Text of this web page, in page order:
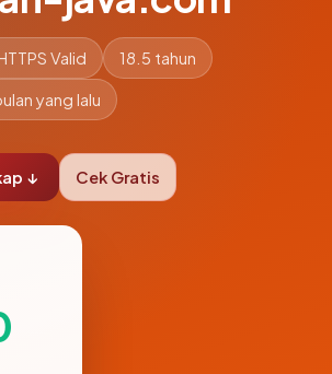
Valid 18.5 tahun
yang lalu
↓ Cek Gratis